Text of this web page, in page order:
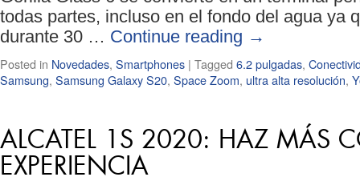
todas partes, incluso en el fondo del agua ya
durante 30 … Continue reading →
Posted in Novedades, Smartphones | Tagged 6.2 pulgadas,
Samsung, Samsung Galaxy S20, Space Zoom, ultra alta resolución,
ALCATEL 1S 2020: HAZ MÁS
EXPERIENCIA